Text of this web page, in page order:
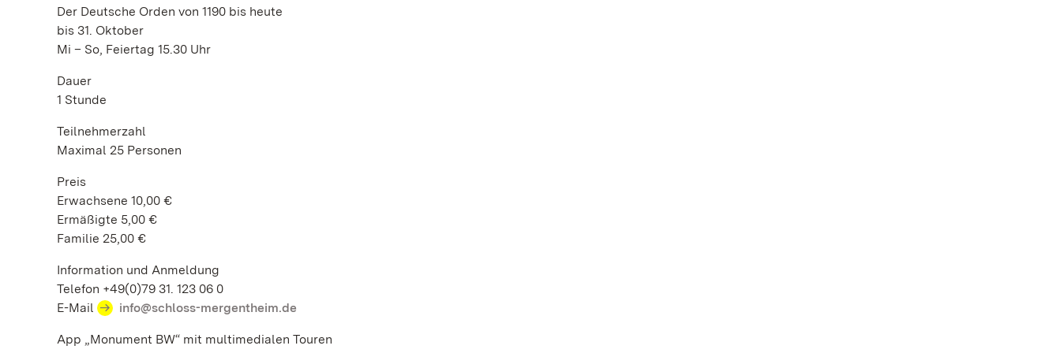
Der Deutsche Orden von 1190 bis heute
bis 31. Oktober
Mi – So, Feiertag 15.30 Uhr
Dauer
1 Stunde
Teilnehmerzahl
Maximal 25 Personen
Preis
Erwachsene 10,00 €
Ermäßigte 5,00 €
Familie 25,00 €
Information und Anmeldung
Telefon +49(0)79 31. 123 06 0
E-Mail
info@schloss-mergentheim.de
App „Monument BW“ mit multimedialen Touren